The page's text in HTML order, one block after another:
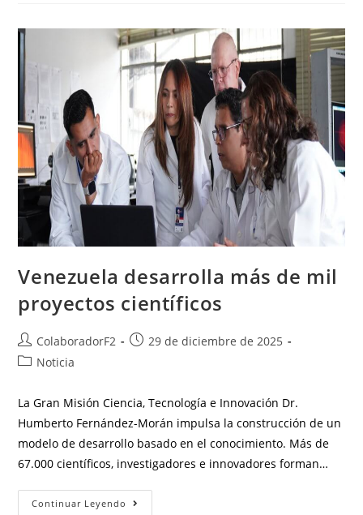
Venezuela desarrolla más de mil
proyectos científicos
ColaboradorF2
29 de diciembre de 2025
Noticia
La Gran Misión Ciencia, Tecnología e Innovación Dr.
Humberto Fernández-Morán impulsa la construcción de un
modelo de desarrollo basado en el conocimiento. Más de
67.000 científicos, investigadores e innovadores forman…
Continuar Leyendo